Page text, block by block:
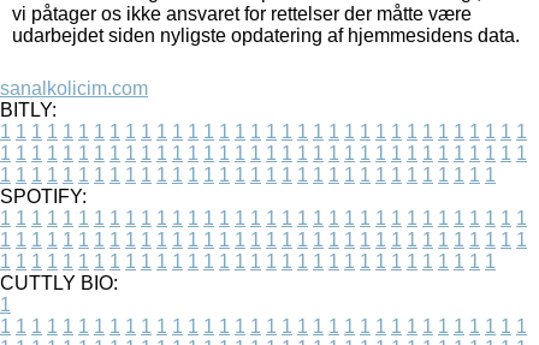
vi påtager os ikke ansvaret for rettelser der måtte være
udarbejdet siden nyligste opdatering af hjemmesidens data.
sanalkolicim.com
BITLY:
1 1 1 1 1 1 1 1 1 1 1 1 1 1 1 1 1 1 1 1 1 1 1 1 1 1 1 1 1 1 1 1 1 1
1 1 1 1 1 1 1 1 1 1 1 1 1 1 1 1 1 1 1 1 1 1 1 1 1 1 1 1 1 1 1 1 1 1
1 1 1 1 1 1 1 1 1 1 1 1 1 1 1 1 1 1 1 1 1 1 1 1 1 1 1 1 1 1 1 1
SPOTIFY:
1 1 1 1 1 1 1 1 1 1 1 1 1 1 1 1 1 1 1 1 1 1 1 1 1 1 1 1 1 1 1 1 1 1
1 1 1 1 1 1 1 1 1 1 1 1 1 1 1 1 1 1 1 1 1 1 1 1 1 1 1 1 1 1 1 1 1 1
1 1 1 1 1 1 1 1 1 1 1 1 1 1 1 1 1 1 1 1 1 1 1 1 1 1 1 1 1 1 1 1
CUTTLY BIO:
1
1 1 1 1 1 1 1 1 1 1 1 1 1 1 1 1 1 1 1 1 1 1 1 1 1 1 1 1 1 1 1 1 1 1